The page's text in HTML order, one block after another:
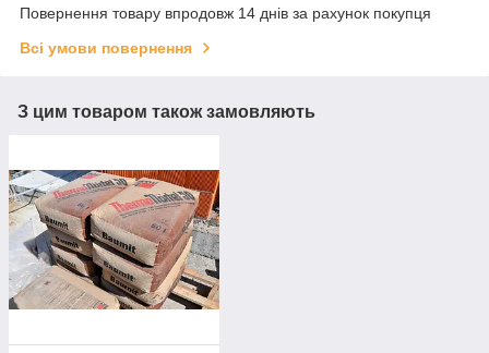
Повернення товару впродовж 14 днів за рахунок покупця
Всі умови повернення
З цим товаром також замовляють